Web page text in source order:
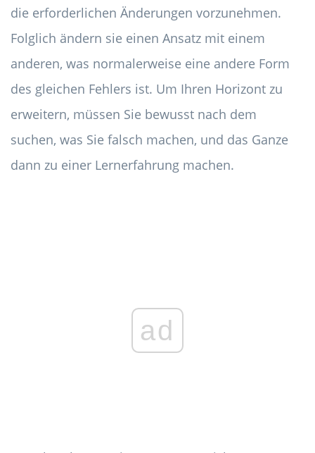
die erforderlichen Änderungen vorzunehmen.
Folglich ändern sie einen Ansatz mit einem
anderen, was normalerweise eine andere Form
des gleichen Fehlers ist. Um Ihren Horizont zu
erweitern, müssen Sie bewusst nach dem
suchen, was Sie falsch machen, und das Ganze
dann zu einer Lernerfahrung machen.
ad